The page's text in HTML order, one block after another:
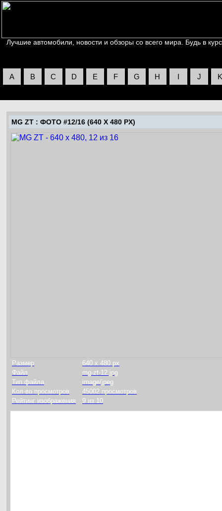
Лучшие автомобили, новости и обзоры со всего мира. Будь в
A B C D E F G H I J K
MG ZT : ФОТО #12/16 (640 X 480 PX)
Размер
640 x 480 px
Файл
mg-zt-12.jpg
Тип файла
image/jpeg
Кол-во просмотров
45002 просмотров
Рейтинг изображения
9 из 10